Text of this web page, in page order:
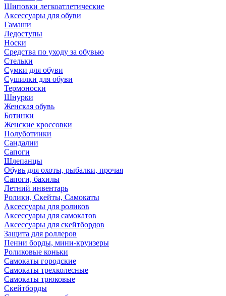
Шиповки легкоатлетические
Аксессуары для обуви
Гамаши
Ледоступы
Носки
Средства по уходу за обувью
Стельки
Сумки для обуви
Сушилки для обуви
Термоноски
Шнурки
Женская обувь
Ботинки
Женские кроссовки
Полуботинки
Сандалии
Сапоги
Шлепанцы
Обувь для охоты, рыбалки, прочая
Сапоги, бахилы
Летний инвентарь
Ролики, Скейты, Самокаты
Аксессуары для роликов
Аксессуары для самокатов
Аксессуары для скейтбордов
Защита для роллеров
Пенни борды, мини-круизеры
Роликовые коньки
Самокаты городские
Самокаты трехколесные
Самокаты трюковые
Скейтборды